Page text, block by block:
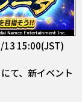
15:00(JST)
て、新イベント